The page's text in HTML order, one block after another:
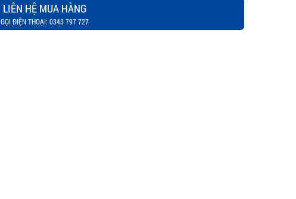
LIÊN HỆ MUA HÀNG
GỌI ĐIỆN THOẠI: 0343 797 727